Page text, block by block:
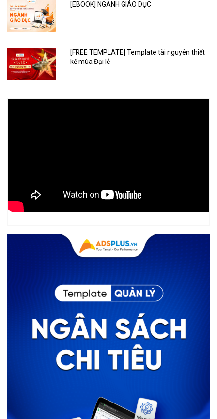
[EBOOK] NGÀNH GIÁO DỤC
[FREE TEMPLATE] Template tài nguyên thiết
kế mùa Đại lễ